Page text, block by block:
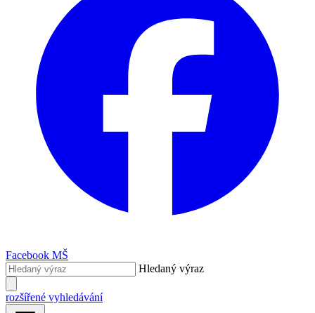
Facebook MŠ
Hledaný výraz
rozšířené vyhledávání